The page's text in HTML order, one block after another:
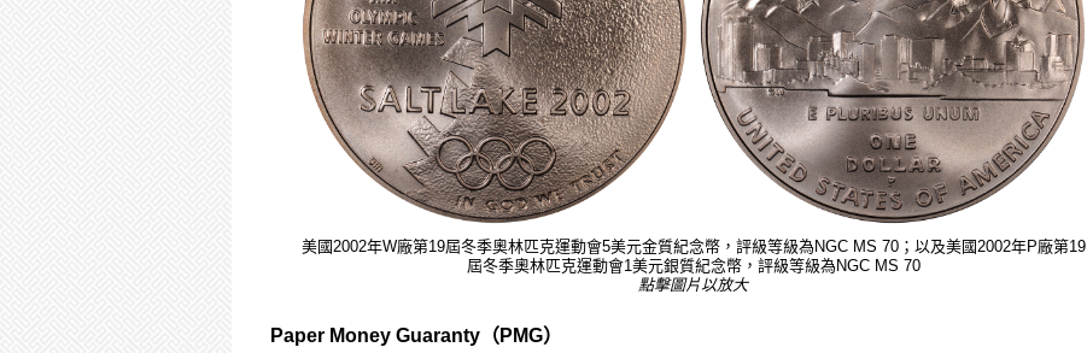
美國2002年W廠第19屆冬季奧林匹克運動會5美元金質紀念幣，評級等級為NGC MS 70；以及美國2002年P廠第19
屆冬季奧林匹克運動會1美元銀質紀念幣，評級等級為NGC MS 70
點擊圖片以放大
Paper Money Guaranty（PMG）